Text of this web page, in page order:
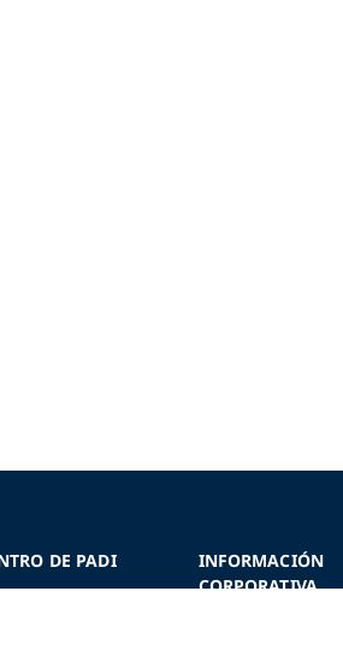
DE PADI
INFORMACIÓN
CORPORATIVA